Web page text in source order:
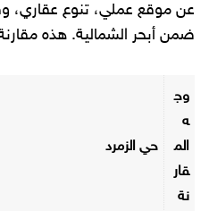
عن موقع عملي، تنوع عقاري،
ضمن أبحر الشمالية. هذه
وج
ه
الم
قار
نة
حي الزمرد